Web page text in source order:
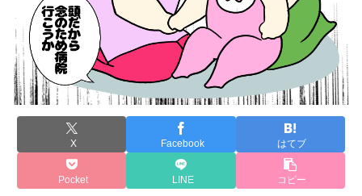
X Facebook はてブ
Pocket LINE コピー